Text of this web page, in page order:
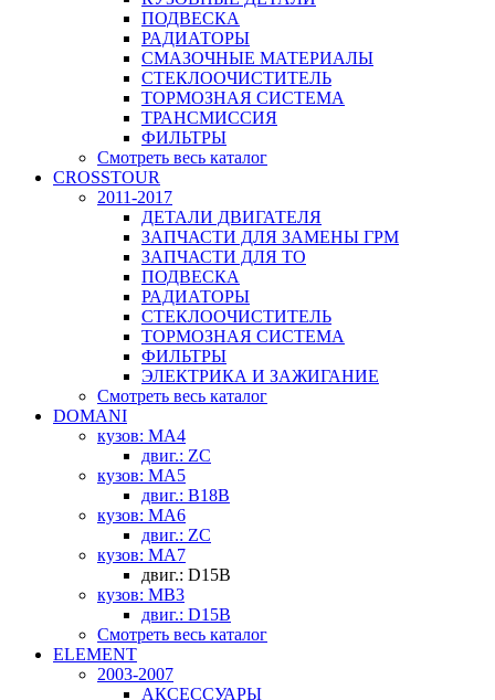
ПОДВЕСКА
РАДИАТОРЫ
СМАЗОЧНЫЕ МАТЕРИАЛЫ
СТЕКЛООЧИСТИТЕЛЬ
ТОРМОЗНАЯ СИСТЕМА
ТРАНСМИССИЯ
ФИЛЬТРЫ
Смотреть весь каталог
CROSSTOUR
2011-2017
ДЕТАЛИ ДВИГАТЕЛЯ
ЗАПЧАСТИ ДЛЯ ЗАМЕНЫ ГРМ
ЗАПЧАСТИ ДЛЯ ТО
ПОДВЕСКА
РАДИАТОРЫ
СТЕКЛООЧИСТИТЕЛЬ
ТОРМОЗНАЯ СИСТЕМА
ФИЛЬТРЫ
ЭЛЕКТРИКА И ЗАЖИГАНИЕ
Смотреть весь каталог
DOMANI
кузов: MA4
двиг.: ZC
кузов: MA5
двиг.: B18B
кузов: MA6
двиг.: ZC
кузов: MA7
двиг.: D15B
кузов: MB3
двиг.: D15B
Смотреть весь каталог
ELEMENT
2003-2007
АКСЕССУАРЫ